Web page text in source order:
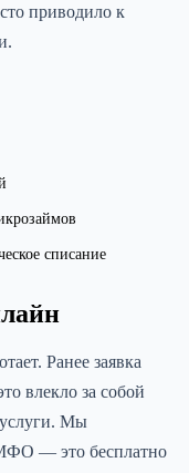
приводило к
списание
Ранее заявка
влекло за собой
услуги. Мы
— это бесплатно